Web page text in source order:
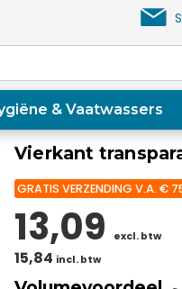
& Vaatwassers
Vierkant
GRATIS VERZENDING V.A. €
13,09 excl. btw
15,84 incl. btw